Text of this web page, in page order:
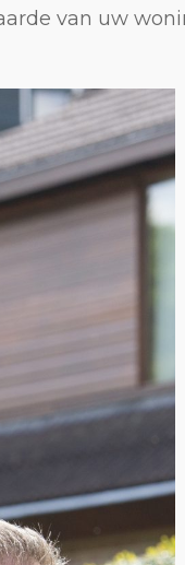
van uw